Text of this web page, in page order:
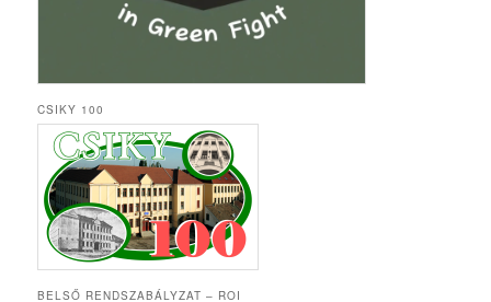
CSIKY 100
BELSŐ RENDSZABÁLYZAT – ROI